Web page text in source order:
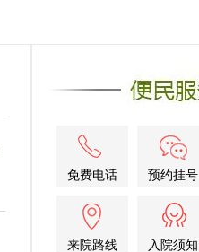
免费电话 预约挂号
来院路线 入院须知